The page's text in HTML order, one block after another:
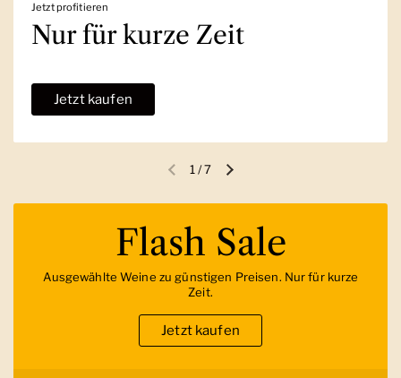
Jetzt profitieren
Nur für kurze Zeit
Jetzt kaufen
Vorherige FolieNächste Folie
1 /7
Flash Sale
Ausgewählte Weine zu günstigen Preisen. Nur für kurze
Zeit.
Jetzt kaufen